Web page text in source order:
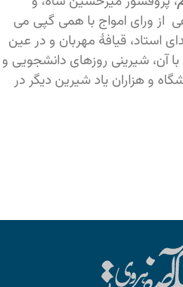
از ورای امواج با همی گپی می
استاد، قیافۀ مهربان و در عین
آن، شیرینی روزهای دانشجویی و
و هزاران یاد شیرین دیگر در